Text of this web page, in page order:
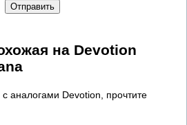
Отправить
на Devotion
аналогами Devotion, прочтите